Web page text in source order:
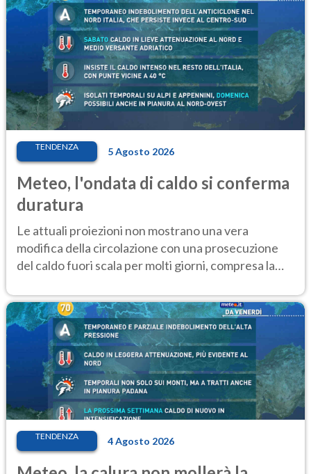
TENDENZA 5 Agosto 2026
Meteo, l'ondata di caldo si conferma
duratura
Le attuali proiezioni non mostrano una vera
modifica della circolazione con una prosecuzione
del caldo fuori scala per molti giorni, compresa la
TENDENZA 4 Agosto 2026